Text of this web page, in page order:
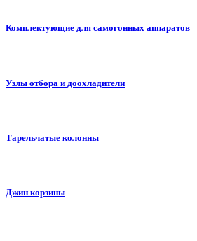
Комплектующие для самогонных аппаратов
Узлы отбора и доохладители
Тарельчатые колонны
Джин корзины